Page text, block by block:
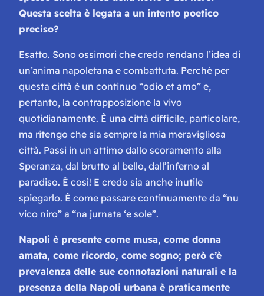
Questa scelta è legata a un intento poetico
preciso?
Esatto. Sono ossimori che credo rendano l’idea di
un’anima napoletana e combattuta. Perché per
questa città è un continuo “odio et amo” e,
pertanto, la contrapposizione la vivo
quotidianamente. È una città difficile, particolare,
ma ritengo che sia sempre la mia meravigliosa
città. Passi in un attimo dallo scoramento alla
Speranza, dal brutto al bello, dall’inferno al
paradiso. È così! E credo sia anche inutile
spiegarlo. È come passare continuamente da “nu
vico niro” a “na jurnata ‘e sole”.
Napoli è presente come musa, come donna
amata, come ricordo, come sogno; però c’è
prevalenza delle sue connotazioni naturali e la
presenza della Napoli urbana è praticamente